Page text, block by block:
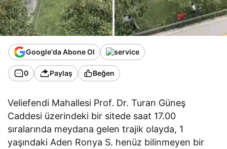
Google'da Abone Ol
0 Paylaş Beğen
Veliefendi Mahallesi Prof. Dr. Turan Güneş
Caddesi üzerindeki bir sitede saat 17.00
sıralarında meydana gelen trajik olayda, 1
yaşındaki Aden Ronya S. henüz bilinmeyen bir